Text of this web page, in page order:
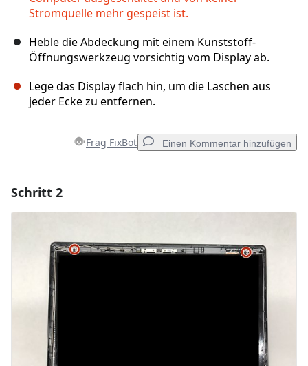
Stromquelle mehr gespeist ist.
Heble die Abdeckung mit einem Kunststoff-
Öffnungswerkzeug vorsichtig vom Display ab.
Lege das Display flach hin, um die Laschen aus
jeder Ecke zu entfernen.
Frag FixBot Einen Kommentar hinzufügen
Kommentieren
Schritt 2